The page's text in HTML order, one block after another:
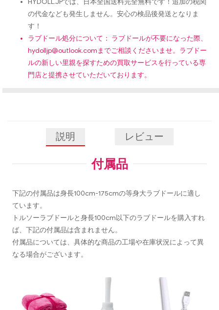
HYDOLL.JPでは、日本全国送料完全無料です！追加の税関
の代金なども発生しません。安心の検品後発送となりま
す！
ラブドール処分について： ラブドールが不要になった際、
hydolljp@outlook.comまでご相談くださいませ。ラブドー
ルの新しい里親を探すための買取サービスを行っている専
門店と提携させていただいております。
説明 レビュー
付属品
下記の付属品は身長100cm-175cmの等身大ラブドールに適し
ています。
トルソーラブドールと身長100cm以下のラブドールを購入すれ
ば、下記の付属品は含まれません。
付属品については、具体的な商品の工場や在庫状況によって異
なる場合がございます。